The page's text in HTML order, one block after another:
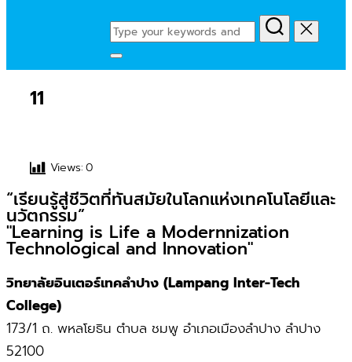
Search
for:
Toggle
11
Views:0
“เรียนรู้สู่ชีวิตที่ทันสมัยในโลกแห่งเทคโนโลยีและ
นวัตกรรม”
"Learning is Life a Modernnization
Technological and Innovation"
วิทยาลัยอินเตอร์เทคลำปาง (Lampang Inter-Tech
College)
173/1 ถ. พหลโยธิน ตำบล ชมพู อำเภอเมืองลำปาง ลำปาง
52100